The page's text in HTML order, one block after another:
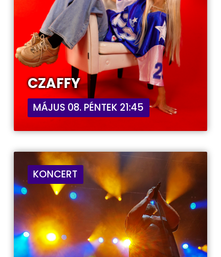
CZAFFY
MÁJUS 08. PÉNTEK 21:45
KONCERT